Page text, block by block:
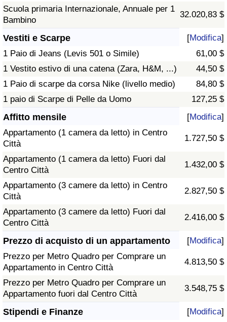
Scuola primaria Internazionale, Annuale per 1
Bambino
32.020,83 $
Vestiti e Scarpe [Modifica]
1 Paio di Jeans (Levis 501 o Simile)
61,00 $
1 Vestito estivo di una catena (Zara, H&M, ...)
44,50 $
1 Paio di scarpe da corsa Nike (livello medio)
84,80 $
1 paio di Scarpe di Pelle da Uomo
127,25 $
Affitto mensile [Modifica]
Appartamento (1 camera da letto) in Centro
Città
1.727,50 $
Appartamento (1 camera da letto) Fuori dal
Centro Città
1.432,00 $
Appartamento (3 camere da letto) in Centro
Città
2.827,50 $
Appartamento (3 camere da letto) Fuori dal
Centro Città
2.416,00 $
Prezzo di acquisto di un appartamento [Modifica]
Prezzo per Metro Quadro per Comprare un
Appartamento in Centro Città
4.813,50 $
Prezzo per Metro Quadro per Comprare un
Appartamento fuori dal Centro Città
3.548,75 $
Stipendi e Finanze [Modifica]